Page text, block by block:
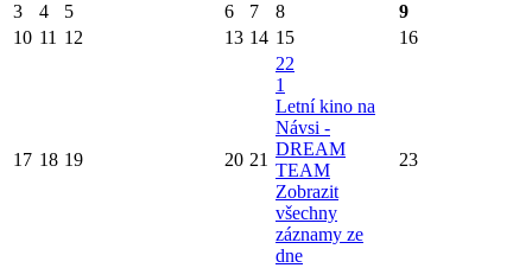
3
4 5 6 7 8
9
10 11 12 13 14 15 16
17 18 19 20 21
22
1
Letní kino na
Návsi -
DREAM
TEAM
Zobrazit
všechny
záznamy ze
dne
23